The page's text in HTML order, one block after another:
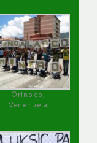
Orinoco,
Venezuela